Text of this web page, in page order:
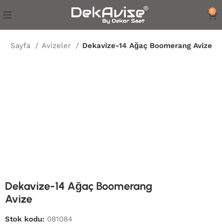
0
Sayfa Avizeler Dekavize-14 Ağaç Boomerang Avize
Dekavize-14 Ağaç Boomerang
Avize
Stok kodu: 081084